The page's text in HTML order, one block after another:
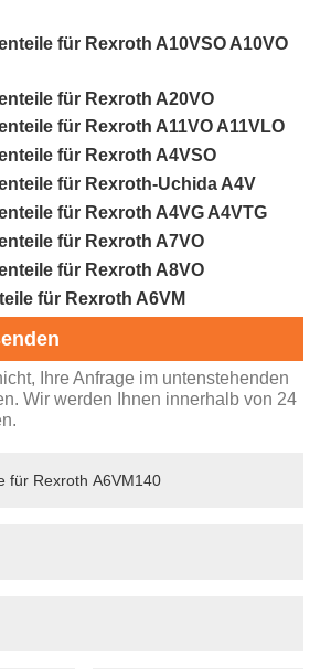
für Rexroth A10VSO A10VO
für Rexroth A20VO
für Rexroth A11VO A11VLO
für Rexroth A4VSO
für Rexroth-Uchida A4V
für Rexroth A4VG A4VTG
für Rexroth A7VO
für Rexroth A8VO
für Rexroth A6VM
Ihre Anfrage im untenstehenden
Wir werden Ihnen innerhalb von 24